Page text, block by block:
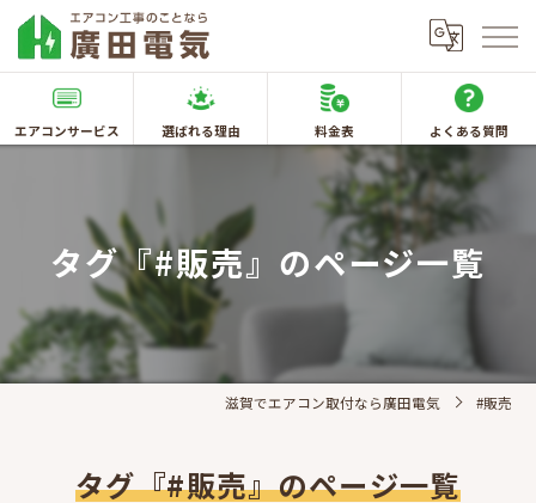
エアコンサービス 選ばれる理由 料金表 よくある質問
タグ『#販売』のページ一覧
滋賀でエアコン取付なら廣田電気 #販売
タグ『#販売』のページ一覧